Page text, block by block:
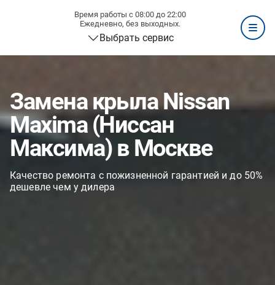
Время работы с 08:00 до 22:00
Ежедневно, без выходных.
Выбрать сервис
Замена крыла Nissan
Maxima (Ниссан
Максима) в Москве
Качество ремонта с пожизненной гарантией и до 50%
дешевле чем у дилера